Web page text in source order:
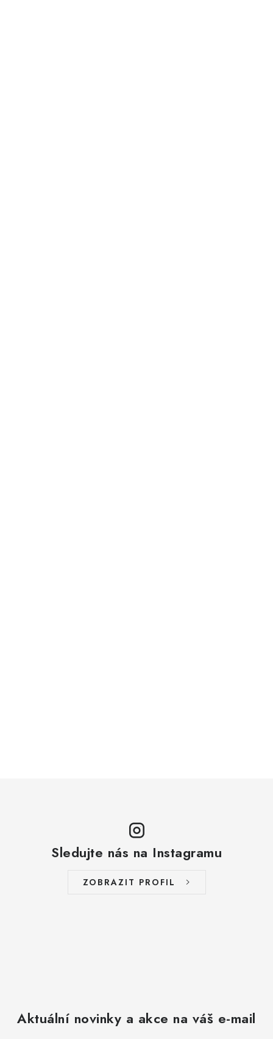
Sledujte nás na Instagramu
ZOBRAZIT PROFIL
Aktuální novinky a akce na váš e-mail